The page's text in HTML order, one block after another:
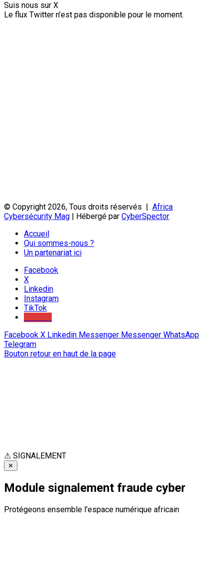
Suis nous sur X
Le flux Twitter n’est pas disponible pour le moment.
© Copyright 2026, Tous droits réservés | Africa
Cybersécurity Mag | Hébergé par CyberSpector
Accueil
Qui sommes-nous ?
Un partenariat ici
Facebook
X
Linkedin
Instagram
TikTok
Facebook X Linkedin Messenger Messenger WhatsApp
Telegram
Bouton retour en haut de la page
⚠ SIGNALEMENT
✕
Module signalement fraude cyber
Protégeons ensemble l'espace numérique africain